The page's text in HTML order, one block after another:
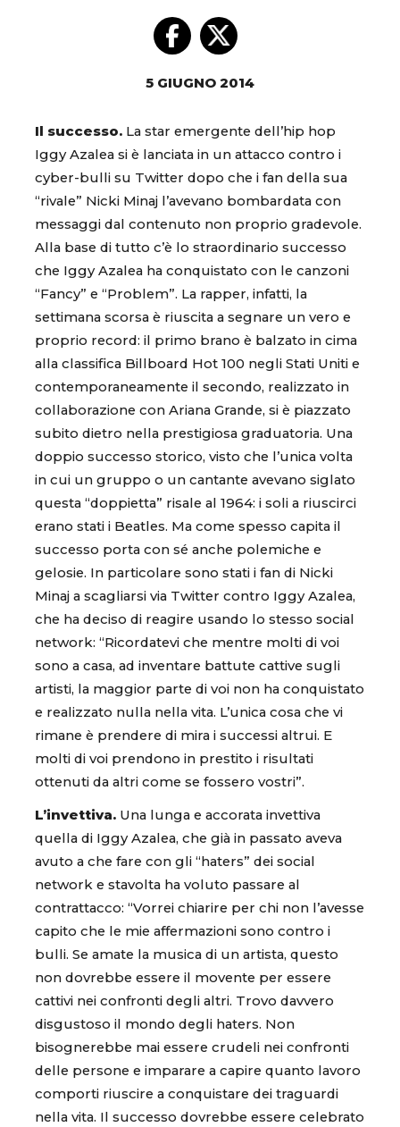
5 GIUGNO 2014
Il successo. La star emergente dell’hip hop
Iggy Azalea si è lanciata in un attacco contro i
cyber-bulli su Twitter dopo che i fan della sua
“rivale” Nicki Minaj l’avevano bombardata con
messaggi dal contenuto non proprio gradevole.
Alla base di tutto c’è lo straordinario successo
che Iggy Azalea ha conquistato con le canzoni
“Fancy” e “Problem”. La rapper, infatti, la
settimana scorsa è riuscita a segnare un vero e
proprio record: il primo brano è balzato in cima
alla classifica Billboard Hot 100 negli Stati Uniti e
contemporaneamente il secondo, realizzato in
collaborazione con Ariana Grande, si è piazzato
subito dietro nella prestigiosa graduatoria. Una
doppio successo storico, visto che l’unica volta
in cui un gruppo o un cantante avevano siglato
questa “doppietta” risale al 1964: i soli a riuscirci
erano stati i Beatles. Ma come spesso capita il
successo porta con sé anche polemiche e
gelosie. In particolare sono stati i fan di Nicki
Minaj a scagliarsi via Twitter contro Iggy Azalea,
che ha deciso di reagire usando lo stesso social
network: “Ricordatevi che mentre molti di voi
sono a casa, ad inventare battute cattive sugli
artisti, la maggior parte di voi non ha conquistato
e realizzato nulla nella vita. L’unica cosa che vi
rimane è prendere di mira i successi altrui. E
molti di voi prendono in prestito i risultati
ottenuti da altri come se fossero vostri”.
L’invettiva. Una lunga e accorata invettiva
quella di Iggy Azalea, che già in passato aveva
avuto a che fare con gli “haters” dei social
network e stavolta ha voluto passare al
contrattacco: “Vorrei chiarire per chi non l’avesse
capito che le mie affermazioni sono contro i
bulli. Se amate la musica di un artista, questo
non dovrebbe essere il movente per essere
cattivi nei confronti degli altri. Trovo davvero
disgustoso il mondo degli haters. Non
bisognerebbe mai essere crudeli nei confronti
delle persone e imparare a capire quanto lavoro
comporti riuscire a conquistare dei traguardi
nella vita. Il successo dovrebbe essere celebrato